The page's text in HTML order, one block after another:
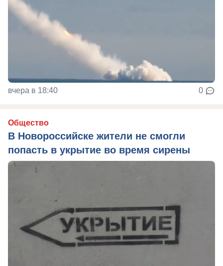
вчера в 18:40 0
Общество
В Новороссийске жители не смогли
попасть в укрытие во время сирены